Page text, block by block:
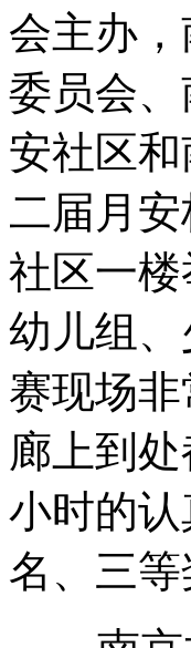
会主办
委员会
安社区
二届月
社区一
幼儿组
赛现场
廊上到
小时的
名、三等